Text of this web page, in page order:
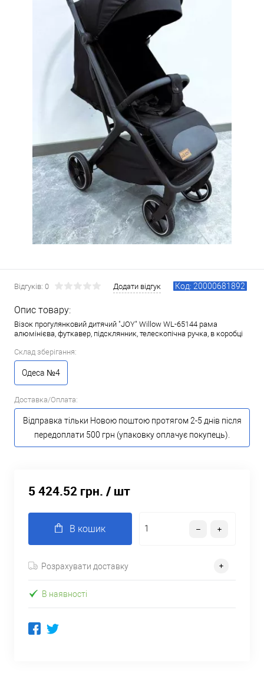
Відгуків: 0 Додати відгук Код: 20000681892
Опис товару:
Візок прогулянковий дитячий "JOY" Willow WL-65144 рама
алюмінієва, футкавер, підсклянник, телескопічна ручка, в коробці
Склад зберігання:
Одеса №4
Доставка/Оплата:
Відправка тільки Новою поштою протягом 2-5 днів після
передоплати 500 грн (упаковку оплачує покупець).
5 424.52 грн. / шт
В кошик
Розрахувати доставку
В наявності